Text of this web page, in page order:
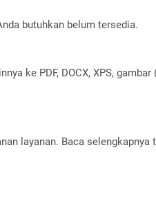
butuhkan belum tersedia.
ke PDF, DOCX, XPS, gambar
layanan. Baca selengkapnya